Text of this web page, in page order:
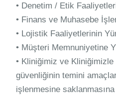
• Denetim / Etik
• Finans ve Muhasebe
• Lojistik Faaliyetlerinin
• Müşteri Memnuniyetine
• Kliniğimiz ve
güvenliğinin temini
işlenmesine